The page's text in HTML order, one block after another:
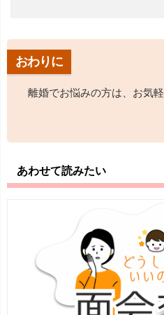
おわりに
離婚でお悩みの方は、お気
あわせて読みたい